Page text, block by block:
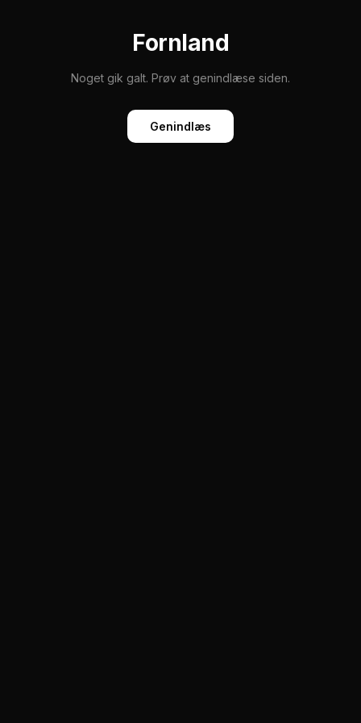
Fornland
Noget gik galt. Prøv at genindlæse siden.
Genindlæs